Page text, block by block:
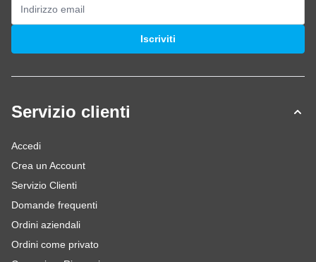
Indirizzo email
Iscriviti
Servizio clienti
Accedi
Crea un Account
Servizio Clienti
Domande frequenti
Ordini aziendali
Ordini come privato